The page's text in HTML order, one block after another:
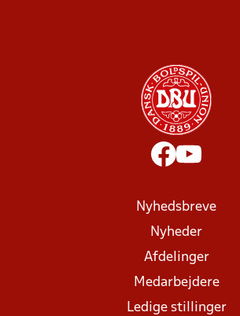
Nyhedsbreve
Nyheder
Afdelinger
Medarbejdere
Ledige stillinger